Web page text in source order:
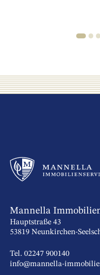
1 2 3
Mannella
Hauptstraße 43
53819 Neunkirchen-
Tel. 02247 900140
info@mannella-